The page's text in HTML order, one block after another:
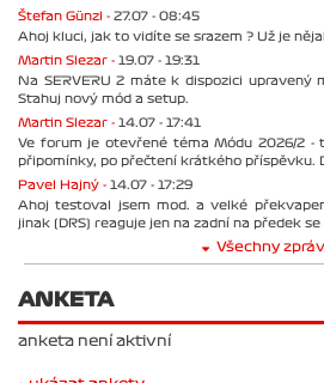
Štefan Günzl - 27.07 - 08:45
Ahoj kluci, jak to vidíte se srazem ? Už je
Martin Slezar - 19.07 - 19:31
Na SERVERU 2 máte k dispozici upravený
Stahuj nový mód a setup.
Martin Slezar - 14.07 - 17:41
Ve forum je otevřené téma Módu 2026/2 -
připomínky, po přečtení krátkého příspěvku.
Pavel Hajný - 14.07 - 17:29
Ahoj testoval jsem mod. a velké
jinak (DRS) reaguje jen na zadní na předek
Všechny
ANKETA
anketa není aktivní